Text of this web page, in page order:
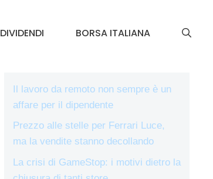
DIVIDENDI BORSA ITALIANA
Il lavoro da remoto non sempre è un
affare per il dipendente
Prezzo alle stelle per Ferrari Luce,
ma la vendite stanno decollando
La crisi di GameStop: i motivi dietro la